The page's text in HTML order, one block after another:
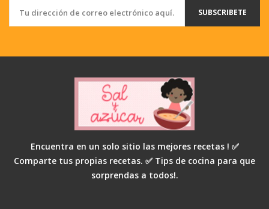
SUBSCRIBETE
Encuentra en un solo sitio las mejores recetas ! ✅
Comparte tus propias recetas. ✅ Tips de cocina para que
sorprendas a todos!.